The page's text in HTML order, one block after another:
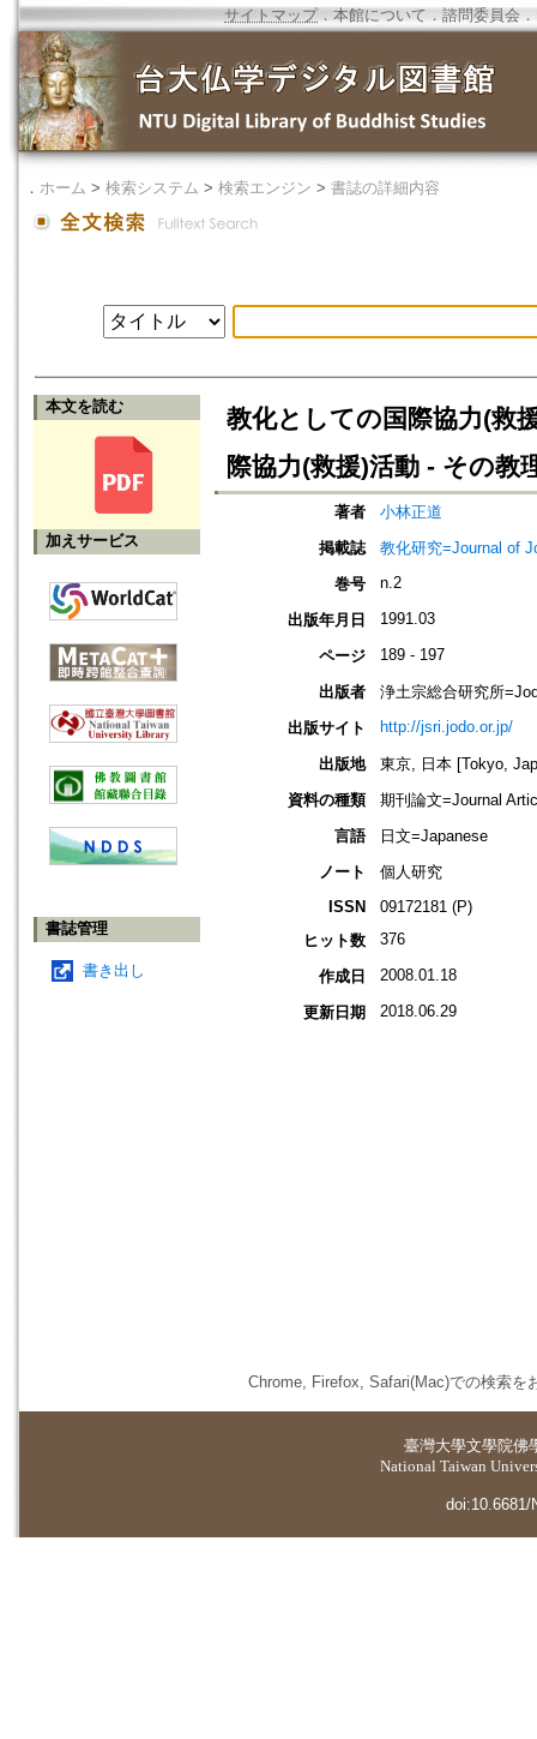
サイトマップ．本館について ． 諮問委員会 ．
． ホーム > 検索システム > 検索エンジン > 書誌の詳細内容
本文を読む
加えサービス
書誌管理
書き出し
教化としての国際協力(救
際協力(救援)活動 - その教
著者
小林正道
掲載誌
教化研究=Journal of
巻号
n.2
出版年月日 1991.03
ページ 189 - 197
出版者
浄土宗総合研究所
出版サイト
http://jsri.jodo.or.jp/
出版地
東京, 日本 [Tokyo,
資料の種類
期刊論文=Journal
言語
日文=Japanese
ノート
個人研究
ISSN
09172181 (P)
ヒット数
376
作成日 2008.01.18
更新日期 2018.06.29
Chrome, Firefox, Safari(Mac)での検索を
臺灣大學文學院佛
National Taiwan
doi:10.6681/